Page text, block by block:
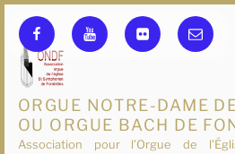
Aller
contenu
principal
ORGUE NOTRE-DAME
Association pour l’Orgue de
FacebookYouTubeflickr
E-
mail